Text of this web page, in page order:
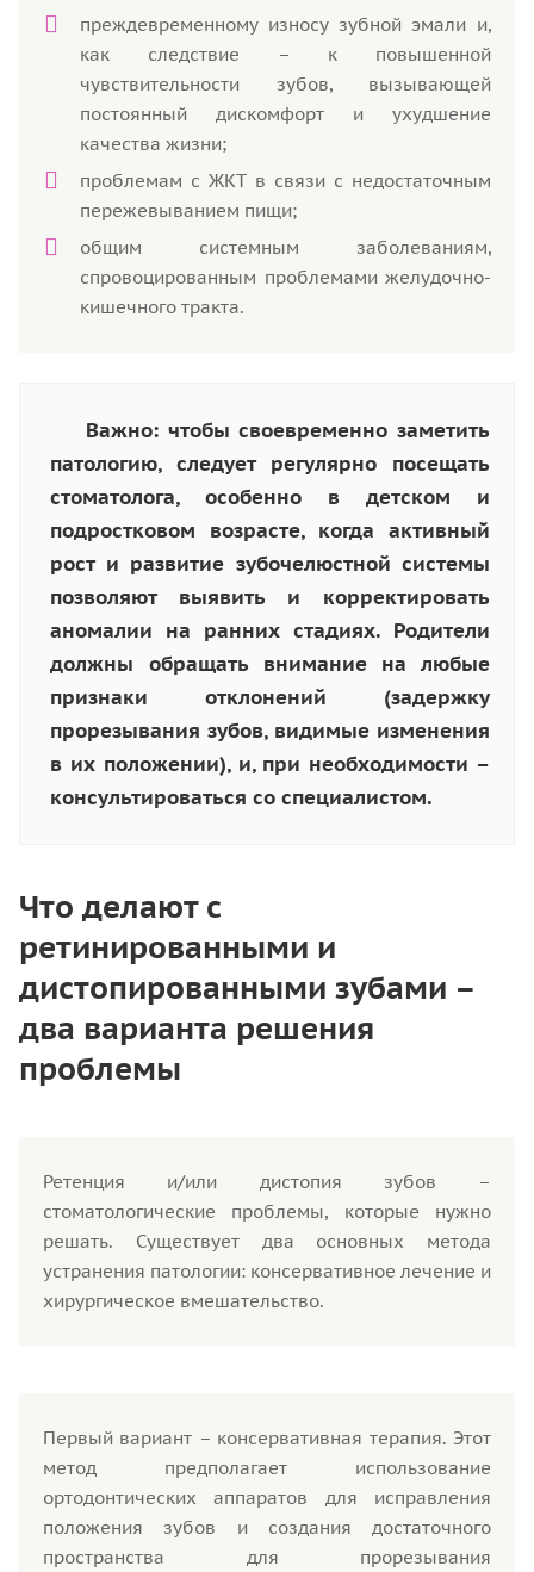
преждевременному износу зубной эмали и,
как следствие – к повышенной
чувствительности зубов, вызывающей
постоянный дискомфорт и ухудшение
качества жизни;
проблемам с ЖКТ в связи с недостаточным
пережевыванием пищи;
общим системным заболеваниям,
спровоцированным проблемами желудочно-
кишечного тракта.
Важно: чтобы своевременно заметить
патологию, следует регулярно посещать
стоматолога, особенно в детском и
подростковом возрасте, когда активный
рост и развитие зубочелюстной системы
позволяют выявить и корректировать
аномалии на ранних стадиях. Родители
должны обращать внимание на любые
признаки отклонений (задержку
прорезывания зубов, видимые изменения
в их положении), и, при необходимости –
консультироваться со специалистом.
Что делают с
ретинированными и
дистопированными зубами –
два варианта решения
проблемы
Ретенция и/или дистопия зубов –
стоматологические проблемы, которые нужно
решать. Существует два основных метода
устранения патологии: консервативное лечение и
хирургическое вмешательство.
Первый вариант – консервативная терапия. Этот
метод предполагает использование
ортодонтических аппаратов для исправления
положения зубов и создания достаточного
пространства для прорезывания